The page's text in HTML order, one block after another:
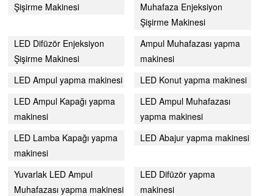
Şişirme Makinesi
Muhafaza Enjeksiyon
Şişirme Makinesi
LED Difüzör Enjeksiyon
Şişirme Makinesi
Ampul Muhafazası yapma
makinesi
LED Ampul yapma makinesi
LED Konut yapma makinesi
LED Ampul Kapağı yapma
makinesi
LED Ampul Muhafazası
yapma makinesi
LED Lamba Kapağı yapma
makinesi
LED Abajur yapma makinesi
Yuvarlak LED Ampul
Muhafazası yapma makinesi
LED Difüzör yapma
makinesi